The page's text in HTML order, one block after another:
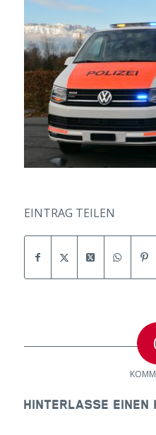
EINTRAG TEILEN
HINTERLASSE EINEN